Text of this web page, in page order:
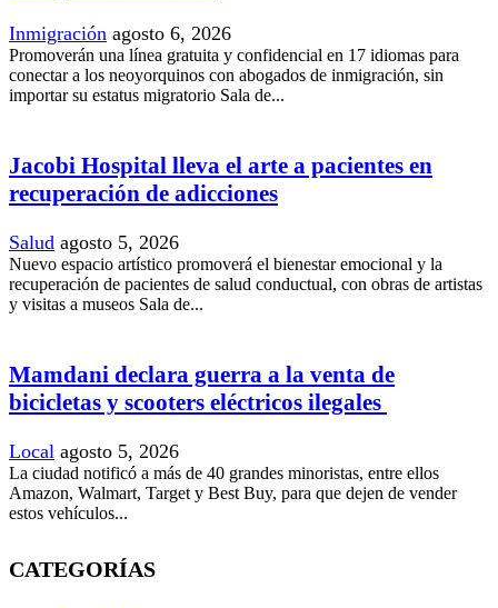
Inmigración agosto 6, 2026
Promoverán una línea gratuita y confidencial en 17 idiomas para
conectar a los neoyorquinos con abogados de inmigración, sin
importar su estatus migratorio Sala de...
Jacobi Hospital lleva el arte a pacientes en
recuperación de adicciones
Salud agosto 5, 2026
Nuevo espacio artístico promoverá el bienestar emocional y la
recuperación de pacientes de salud conductual, con obras de artistas
y visitas a museos Sala de...
Mamdani declara guerra a la venta de
bicicletas y scooters eléctricos ilegales
Local agosto 5, 2026
La ciudad notificó a más de 40 grandes minoristas, entre ellos
Amazon, Walmart, Target y Best Buy, para que dejen de vender
estos vehículos...
CATEGORÍAS